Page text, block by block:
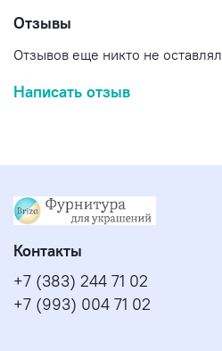
Отзывы
Отзывов еще никто не оставлял
Написать отзыв
Контакты
+7 (383) 244 71 02
+7 (993) 004 71 02